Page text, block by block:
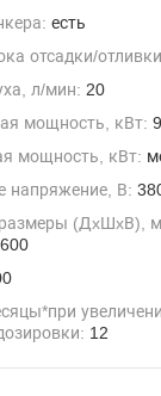
есть
отсадки/
л/мин: 20
мощность, кВт: 9
мощность, кВт:
напряжение, В:
(ДxШxВ),
12